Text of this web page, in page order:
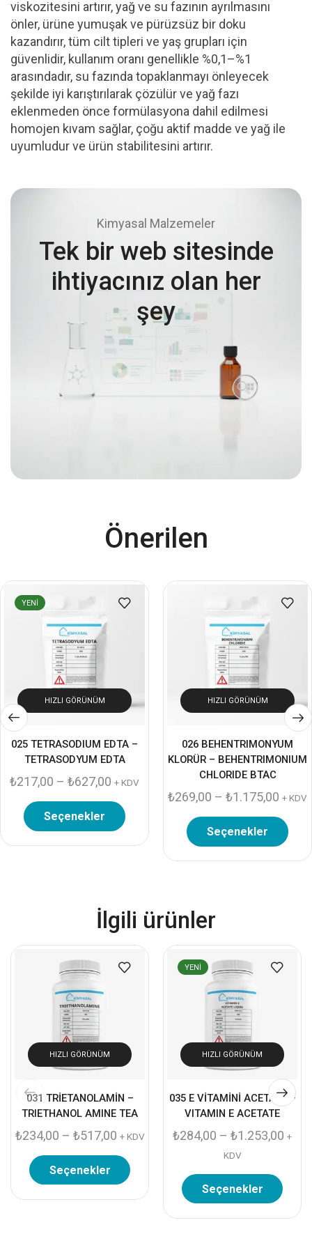
viskozitesini artırır, yağ ve su fazının ayrılmasını
önler, ürüne yumuşak ve pürüzsüz bir doku
kazandırır, tüm cilt tipleri ve yaş grupları için
güvenlidir, kullanım oranı genellikle %0,1–%1
arasındadır, su fazında topaklanmayı önleyecek
şekilde iyi karıştırılarak çözülür ve yağ fazı
eklenmeden önce formülasyona dahil edilmesi
homojen kıvam sağlar, çoğu aktif madde ve yağ ile
uyumludur ve ürün stabilitesini artırır.
Kimyasal Malzemeler
Tek bir web sitesinde
ihtiyacınız olan her
şey
Önerilen
YENI
HIZLI GÖRÜNÜM
025 TETRASODIUM EDTA –
TETRASODYUM EDTA
₺217,00 – ₺627,00 + KDV
Seçenekler
HIZLI GÖRÜNÜM
026 BEHENTRIMONYUM
KLORÜR – BEHENTRIMONIUM
CHLORIDE BTAC
₺269,00 – ₺1.175,00 + KDV
Seçenekler
İlgili ürünler
HIZLI GÖRÜNÜM
031 TRİETANOLAMİN –
TRIETHANOL AMINE TEA
₺234,00 – ₺517,00 + KDV
Seçenekler
YENI
HIZLI GÖRÜNÜM
035 E VİTAMİNİ ACETATE –
VITAMIN E ACETATE
₺284,00 – ₺1.253,00 +
KDV
Seçenekler